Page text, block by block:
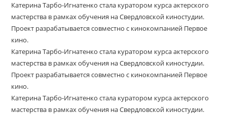
Кинокомпанией
Первое
Кино.
Катерина Тарбо-Игнатенко стала куратором курса актерского
мастерства в рамках обучения на Свердловской киностудии.
Проект разрабатывается совместно с кинокомпанией Первое
кино.
Катерина Тарбо-Игнатенко стала куратором курса актерского
мастерства в рамках обучения на Свердловской киностудии.
Проект разрабатывается совместно с кинокомпанией Первое
кино.
Катерина Тарбо-Игнатенко стала куратором курса актерского
мастерства в рамках обучения на Свердловской киностудии.